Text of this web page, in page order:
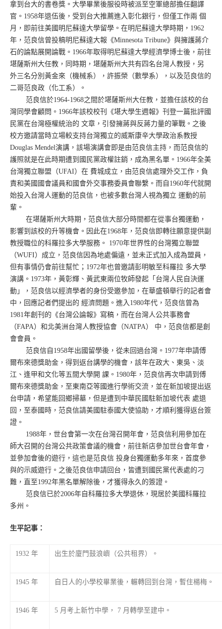
拿到台大的書卷獎。大學畢業後服役時被派至空軍總部擔任翻譯
官。1958年退伍後，受到台大推薦進入彰化銀行，但僅工作兩 個
月，即前往美國明尼蘇達大學留學。在明尼蘇達大學時期，1962
年，范良信曾投稿明尼蘇達大報《Minnesota Tribune》與擁護蔣介
石的論點展開論戰。1966年取得明尼蘇達大學經濟學博士後，前往
堪薩斯州大任教，同時期，堪薩斯州大共有四名台灣人教授，另
外三名分別黃金來（機械系），許振榮（數學系），以及范良信的
二哥范良政（化工系）。
范良信於1964-1968之間於堪薩斯州大任教，並擔任該校的台
灣同學會顧問。1966年該校校刊《堪大學生週報》刊登一篇批評國
民黨在台灣極權統治的 文章，引發擁蔣與反蔣力量的筆戰。之後
校方邀請當時立場較支持台灣獨立的威斯康辛大學政治系教授
Douglas Mendel演講，該場演講會即是由范良信主持，而范良信的
護照就是在此時期遭到國民黨政權註銷，成為黑名單。1966年全美
台灣獨立聯盟（UFAI）在 費城成立，由范良信處理外交工作，負
責和美國國會議員和國會外交事務委員會聯繫。而自1960年代就開
始投入台灣人運動的范良信，也被多數台灣人視為獨立 運動的前
輩。
在堪薩斯州大時期，范良信大部分時間都在從事台獨運動，
影響到該校的升等機會。因此在1968年，范良信即轉往願意提供副
教授職位的科羅拉多大學服務。 1970年世界性的台灣獨立聯盟
（WUFI）成立，范良信因為地處偏遠，並未正式加入成為盟員，
但有事情仍會前往幫忙；1972年也曾邀請彭明敏至科羅拉 多大學
演講。1973年，黃彰輝、黃武東兩位牧師發起「台灣人民自決運
動」，范良信以經濟學者的身份受邀參加，在華盛頓舉行的記者會
中，回應記者們提出的 經濟問題。進入1980年代，范良信曾為
1981年創刊的《台灣公論報》寫稿，而在台灣人公共事務會
（FAPA）和北美洲台灣人教授協會（NATPA） 中，范良信都是創
會會員。
范良信自1958年出國留學後，從未回過台灣。1977年申請傅
爾布來德獎助金，得到返台講學的機會，該年在政大、東吳、淡
江、逢甲和文化等五間大學開 課。1980年，范良信再次申請到傅
爾布來德獎助金，至東南亞等國進行學術交流，並在新加坡提出返
台申請，希望能回鄉掃墓，但是遭到中華民國駐新加坡代表 處退
回，至泰國時，范良信請美國駐泰國大使協助，才順利獲得返台簽
證。
1988年，世台會第一次在台灣召開年會，范良信利用參加在
師大召開的台灣公共政策會議的機會，前往新店參加世台會年會，
並參加會後的遊行，這也是范良信 投身台獨運動多年來，首度參
與的示威遊行。之後范良信申請回台，皆遭到國民黨代表處的刁
難，直至1992年黑名單解除後，才獲得永久的簽證。
范良信已於2006年自科羅拉多大學退休，現居於美國科羅拉
多州。
生平記事：
1932 年 出生於廈門鼓浪嶼（公共租界）。
1945 年 自日人的小學校畢業後，輾轉回到台灣，暫住楊梅。
1946 年 5 月考上新竹中學， 7 月轉學至建中。